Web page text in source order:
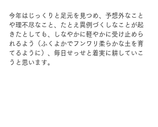
今年はじっくりと足元を見つめ、予想外なこと
や理不尽なこと、たとえ異例づくしなことが起
きたとしても、しなやかに軽やかに受け止めら
れるよう（ふくよかでフンワリ柔らかな土を育
てるように）、毎日せっせと着実に耕していこ
うと思います。